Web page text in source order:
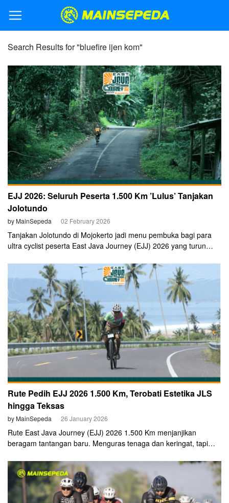
Search Results for "bluefire ijen kom"
EJJ 2026: Seluruh Peserta 1.500 Km ’Lulus’ Tanjakan
Jolotundo
by MainSepeda 02 February 2026
Tanjakan Jolotundo di Mojokerto jadi menu pembuka bagi para
ultra cyclist peserta East Java Journey (EJJ) 2026 yang turun
Rute Pedih EJJ 2026 1.500 Km, Terobati Estetika JLS
hingga Teksas
by MainSepeda 26 January 2026
Rute East Java Journey (EJJ) 2026 1.500 Km menjanjikan
beragam tantangan baru. Menguras tenaga dan keringat, tapi
2026 kategori jarak 1.500 Km akan memulai start di Surabaya,
Senin, 2 Februari 2026. Rutenya akan mengikuti arah jarum jam,
ke timur dulu, baru ke barat. Total elevation gain-nya di angka 15
ribu meter.